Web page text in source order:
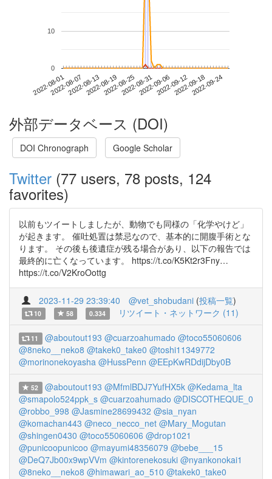
2022-08-012022-08-072022-08-132022-08-192022-08-252022-08-312022-09-062022-09-122022-09-182022-09-24
0
10
外部データベース (DOI)
DOI Chronograph Google Scholar
Twitter (77 users, 78 posts, 124
favorites)
以前もツイートしましたが、動物でも同様の「化学やけど」
が起きます。 催吐処置は禁忌なので、基本的に開腹手術とな
ります。 その後も後遺症が残る場合があり、以下の報告では
最終的に亡くなっています。 https://t.co/K5Kt2r3Fny…
https://t.co/V2KroOottg
2023-11-29 23:39:40 @vet_shobudani (投稿一覧)
10 58 0.334 リツイート・ネットワーク (11)
11 @aboutout193 @cuarzoahumado @toco55060606
@8neko__neko8 @takek0_take0 @toshi11349772
@morinonekoyasha @HussPenn @EEpKwRDdijDby0B
52 @aboutout193 @MfmlBDJ7YufHX5k @Kedama_lta
@smapolo524ppk_s @cuarzoahumado @DISCOTHEQUE_0
@robbo_998 @Jasmine28699432 @sia_nyan
@komachan443 @neco_necco_net @Mary_Mogutan
@shingen0430 @toco55060606 @drop1021
@punicoopunicoo @mayumi48356079 @bebe___15
@DeQ7Jb00x9wpVVm @kintorenekosuki @nyankonokai1
@8neko__neko8 @himawari_ao_510 @takek0_take0